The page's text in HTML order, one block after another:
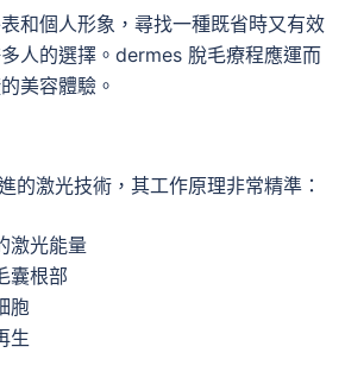
和個人形象，尋找一種既省時又有效
人的選擇。dermes 脫毛療程應運而
美容體驗。
的激光技術，其工作原理非常精準：
激光能量
囊根部
胞
生